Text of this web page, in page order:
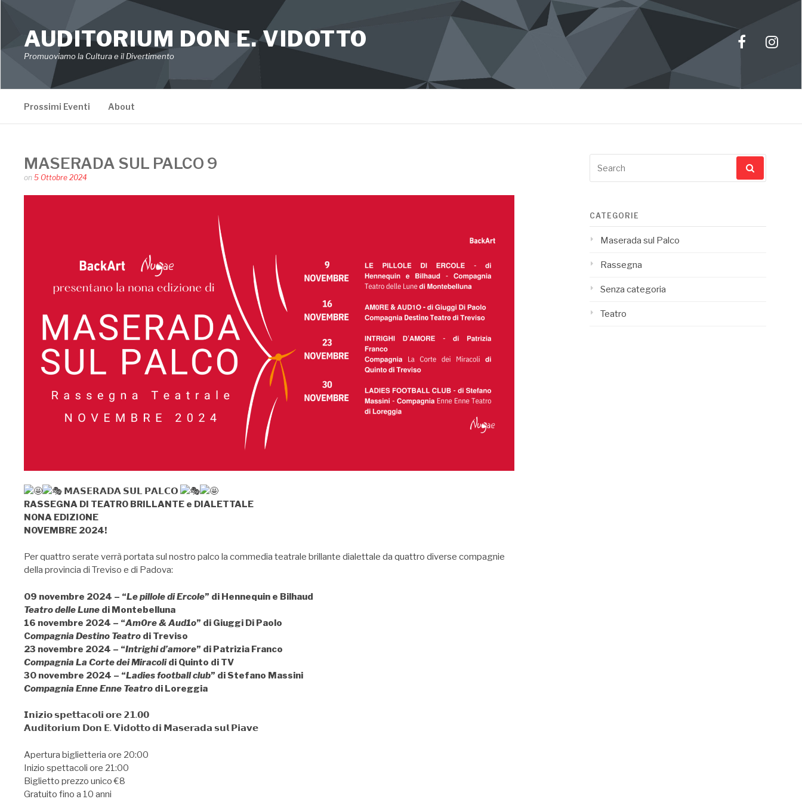
contentAUDITORIUM DON E. VIDOTTO
Promuoviamo la Cultura e il Divertimento
Facebook
Prossimi Eventi About
MASERADA SUL PALCO 9
Posted
on5 Ottobre 2024
𝗠𝗔𝗦𝗘𝗥𝗔𝗗𝗔 𝗦𝗨𝗟 𝗣𝗔𝗟𝗖𝗢
RASSEGNA DI TEATRO BRILLANTE e DIALETTALE
NONA EDIZIONE
NOVEMBRE 2024!
Per quattro serate verrà portata sul nostro palco la commedia teatrale brillante dialettale da quattro diverse compagnie
della provincia di Treviso e di Padova:
09 novembre 2024 – “Le pillole di Ercole” di Hennequin e Bilhaud
Teatro delle Lune di Montebelluna
16 novembre 2024 – “Am0re & Aud1o” di Giuggi Di Paolo
Compagnia Destino Teatro di Treviso
23 novembre 2024 – “Intrighi d’amore” di Patrizia Franco
Compagnia La Corte dei Miracolidi Quinto di TV
30 novembre 2024 – “Ladies football club” di Stefano Massini
Compagnia Enne Enne Teatro di Loreggia
𝗜𝗻𝗶𝘇𝗶𝗼 𝘀𝗽𝗲𝘁𝘁𝗮𝗰𝗼𝗹𝗶 𝗼𝗿𝗲 𝟮𝟭.𝟬𝟬
𝗔𝘂𝗱𝗶𝘁𝗼𝗿𝗶𝘂𝗺 𝗗𝗼𝗻 𝗘. 𝗩𝗶𝗱𝗼𝘁𝘁𝗼 𝗱𝗶 𝗠𝗮𝘀𝗲𝗿𝗮𝗱𝗮 𝘀𝘂𝗹 𝗣𝗶𝗮𝘃𝗲
Apertura biglietteria ore 20:00
Inizio spettacoli ore 21:00
Biglietto prezzo unico €8
Gratuito fino a 10 anni
for:
CATEGORIE
Maserada sul Palco
Rassegna
Senza categoria
Teatro